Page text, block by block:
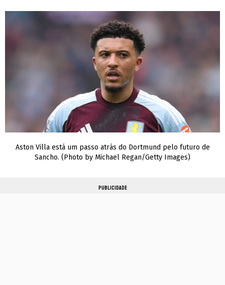
Aston Villa está um passo atrás do Dortmund pelo futuro de
Sancho. (Photo by Michael Regan/Getty Images)
PUBLICIDADE